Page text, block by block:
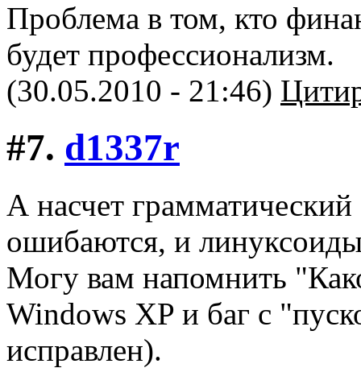
Проблема в том, кто
будет профессионализм.
(30.05.2010 - 21:46)
#7. d1337r
А насчет
ошибаются, и
Могу вам напомнить
Windows XP и баг с
исправлен).